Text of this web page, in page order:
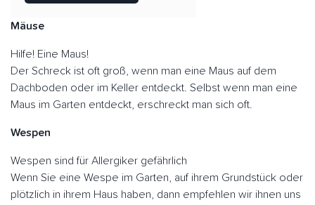
Mäuse
Hilfe! Eine Maus!
Der Schreck ist oft groß, wenn man eine Maus auf dem
Dachboden oder im Keller entdeckt. Selbst wenn man eine
Maus im Garten entdeckt, erschreckt man sich oft.
Wespen
Wespen sind für Allergiker gefährlich
Wenn Sie eine Wespe im Garten, auf ihrem Grundstück oder
plötzlich in ihrem Haus haben, dann empfehlen wir ihnen uns